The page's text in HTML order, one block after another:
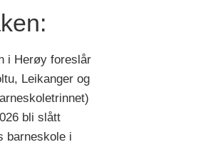
i Herøy foreslår
Leikanger og
bli slått
barneskole i